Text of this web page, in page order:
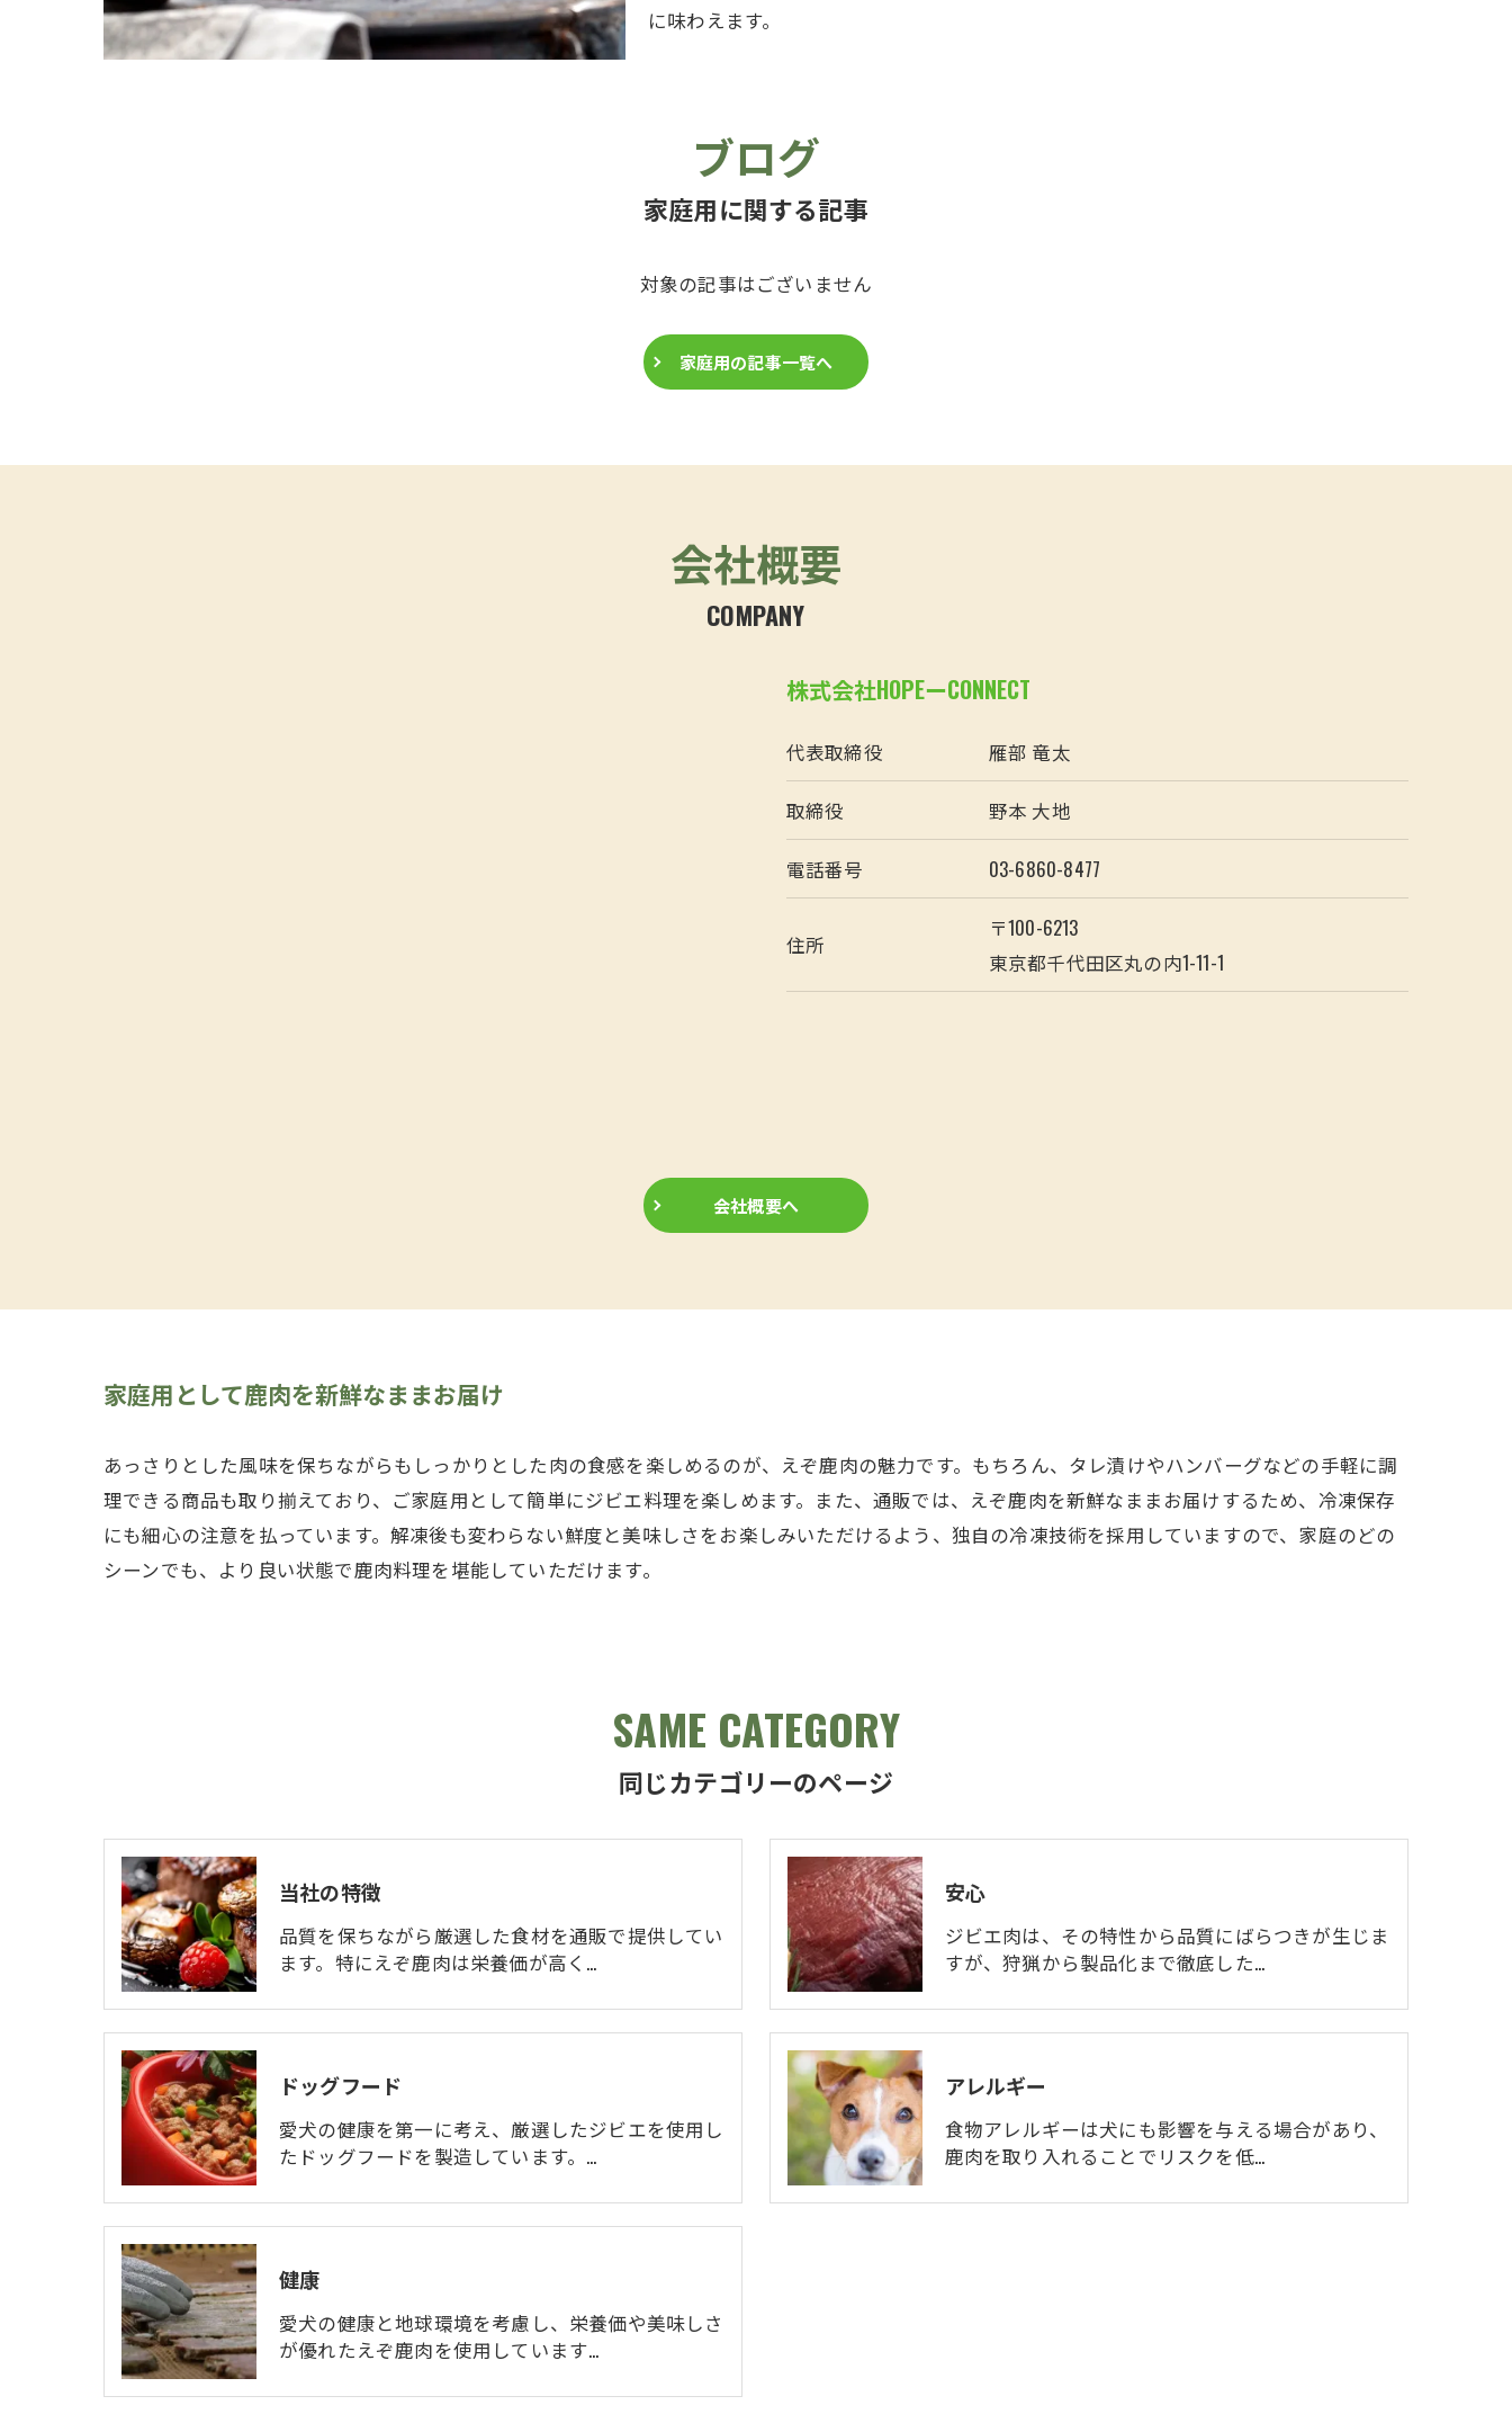
に味わえます。
ブログ
家庭用に関する記事
対象の記事はございません
家庭用の記事一覧へ
会社概要
COMPANY
株式会社HOPEーCONNECT
代表取締役 雁部 竜太
取締役 野本 大地
電話番号 03-6860-8477
住所
〒100-6213
東京都千代田区丸の内1-11-1
会社概要へ
家庭用として鹿肉を新鮮なままお届け
あっさりとした風味を保ちながらもしっかりとした肉の食感を楽しめるのが、えぞ鹿肉の魅力です。もちろん、タレ漬けやハンバーグなどの手軽に調
理できる商品も取り揃えており、ご家庭用として簡単にジビエ料理を楽しめます。また、通販では、えぞ鹿肉を新鮮なままお届けするため、冷凍保存
にも細心の注意を払っています。解凍後も変わらない鮮度と美味しさをお楽しみいただけるよう、独自の冷凍技術を採用していますので、家庭のどの
シーンでも、より良い状態で鹿肉料理を堪能していただけます。
同じカテゴリーのページ
SAME CATEGORY
当社の特徴
品質を保ちながら厳選した食材を通販で提供してい
ます。特にえぞ鹿肉は栄養価が高く…
安心
ジビエ肉は、その特性から品質にばらつきが生じま
すが、狩猟から製品化まで徹底した…
ドッグフード
愛犬の健康を第一に考え、厳選したジビエを使用し
たドッグフードを製造しています。…
アレルギー
食物アレルギーは犬にも影響を与える場合があり、
鹿肉を取り入れることでリスクを低…
健康
愛犬の健康と地球環境を考慮し、栄養価や美味しさ
が優れたえぞ鹿肉を使用しています…